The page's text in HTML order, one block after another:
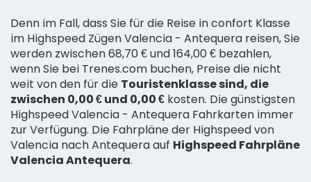
Denn im Fall, dass Sie für die Reise in confort Klasse
im Highspeed Zügen Valencia - Antequera reisen, Sie
werden zwischen 68,70 € und 164,00 € bezahlen,
wenn Sie bei Trenes.com buchen, Preise die nicht
weit von den für die Touristenklasse sind, die
zwischen 0,00 € und 0,00 € kosten. Die günstigsten
Highspeed Valencia - Antequera Fahrkarten immer
zur Verfügung. Die Fahrpläne der Highspeed von
Valencia nach Antequera auf Highspeed Fahrpläne
Valencia Antequera.